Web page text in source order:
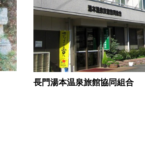
長門湯本温泉旅館協同組合